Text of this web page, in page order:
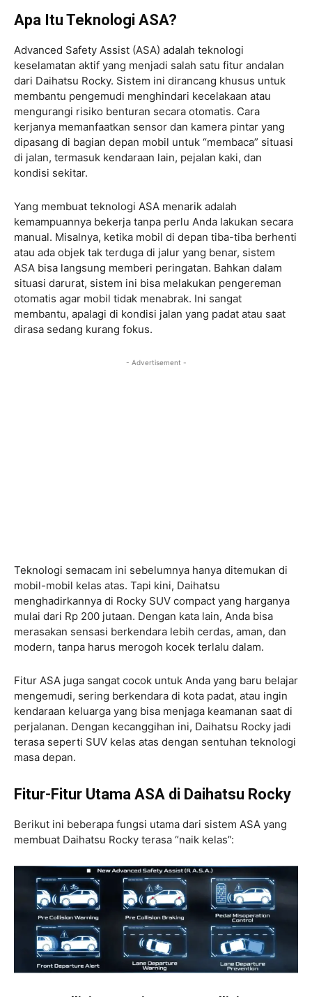
Apa Itu Teknologi ASA?
Advanced Safety Assist (ASA) adalah teknologi
keselamatan aktif yang menjadi salah satu fitur andalan
dari Daihatsu Rocky. Sistem ini dirancang khusus untuk
membantu pengemudi menghindari kecelakaan atau
mengurangi risiko benturan secara otomatis. Cara
kerjanya memanfaatkan sensor dan kamera pintar yang
dipasang di bagian depan mobil untuk “membaca” situasi
di jalan, termasuk kendaraan lain, pejalan kaki, dan
kondisi sekitar.
Yang membuat teknologi ASA menarik adalah
kemampuannya bekerja tanpa perlu Anda lakukan secara
manual. Misalnya, ketika mobil di depan tiba-tiba berhenti
atau ada objek tak terduga di jalur yang benar, sistem
ASA bisa langsung memberi peringatan. Bahkan dalam
situasi darurat, sistem ini bisa melakukan pengereman
otomatis agar mobil tidak menabrak. Ini sangat
membantu, apalagi di kondisi jalan yang padat atau saat
dirasa sedang kurang fokus.
- Advertisement -
Teknologi semacam ini sebelumnya hanya ditemukan di
mobil-mobil kelas atas. Tapi kini, Daihatsu
menghadirkannya di Rocky SUV compact yang harganya
mulai dari Rp 200 jutaan. Dengan kata lain, Anda bisa
merasakan sensasi berkendara lebih cerdas, aman, dan
modern, tanpa harus merogoh kocek terlalu dalam.
Fitur ASA juga sangat cocok untuk Anda yang baru belajar
mengemudi, sering berkendara di kota padat, atau ingin
kendaraan keluarga yang bisa menjaga keamanan saat di
perjalanan. Dengan kecanggihan ini, Daihatsu Rocky jadi
terasa seperti SUV kelas atas dengan sentuhan teknologi
masa depan.
Fitur-Fitur Utama ASA di Daihatsu Rocky
Berikut ini beberapa fungsi utama dari sistem ASA yang
membuat Daihatsu Rocky terasa “naik kelas”: